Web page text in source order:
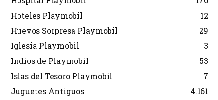
Hoteles Playmobil
12
Huevos Sorpresa Playmobil
29
Iglesia Playmobil
3
Indios de Playmobil
53
Islas del Tesoro Playmobil
7
Juguetes Antiguos
4.161